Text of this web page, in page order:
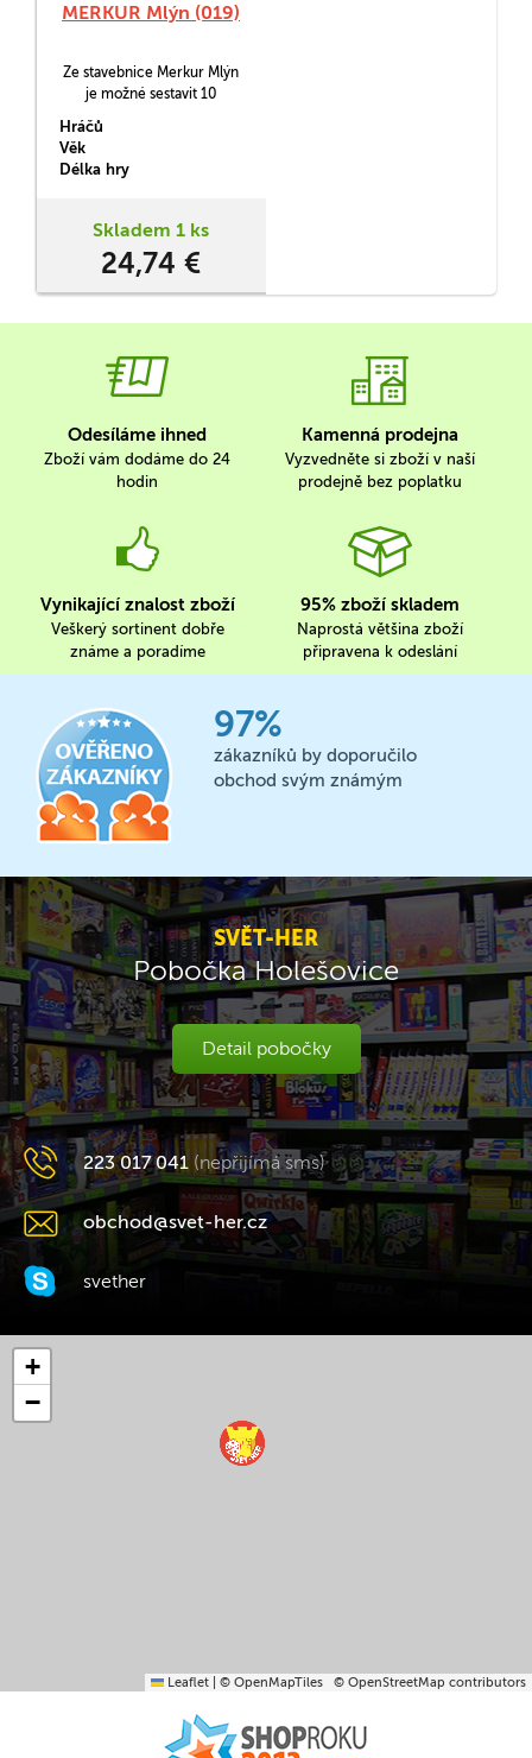
MERKUR Mlýn (019)
Ze stavebnice Merkur Mlýn
je možné sestavit 10
návodové knížky.
Hráčů
Věk
Délka hry
Skladem 1 ks
24,74 €
Odesíláme ihned
Zboží vám dodáme do 24
hodin
Kamenná prodejna
Vyzvedněte si zboží v naší
prodejně bez poplatku
Vynikající znalost zboží
Veškerý sortinent dobře
známe a poradíme
95% zboží skladem
Naprostá většina zboží
připravena k odeslání
97%
zákazníků by doporučilo
obchod svým známým
SVĚT-HER
Pobočka Holešovice
Detail pobočky
223 017 041 (nepřijímá sms)
obchod@svet-her.cz
svether
+
−
Leaflet © OpenMapTiles © OpenStreetMap contributors